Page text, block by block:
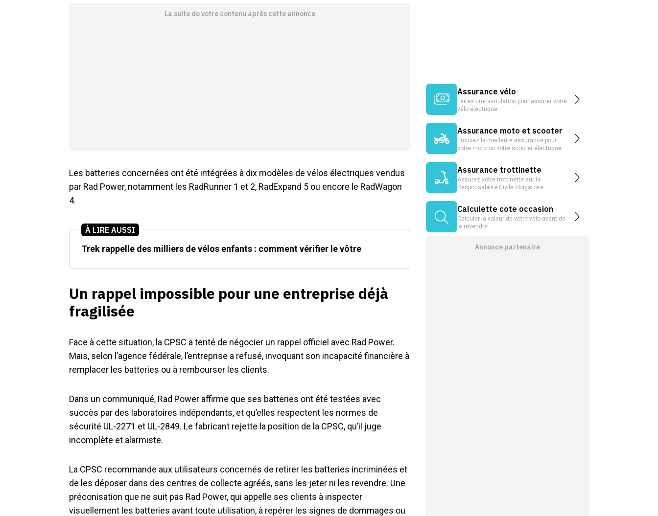
La suite de votre contenu après cette annonce
Les batteries concernées ont été intégrées à dix modèles de vélos électriques vendus
par Rad Power, notamment les RadRunner 1 et 2, RadExpand 5 ou encore le RadWagon
4.
À LIRE AUSSI
Trek rappelle des milliers de vélos enfants : comment vérifier le vôtre
Un rappel impossible pour une entreprise déjà
fragilisée
Face à cette situation, la CPSC a tenté de négocier un rappel officiel avec Rad Power.
Mais, selon l’agence fédérale, l’entreprise a refusé, invoquant son incapacité financière à
remplacer les batteries ou à rembourser les clients.
Dans un communiqué, Rad Power affirme que ses batteries ont été testées avec
succès par des laboratoires indépendants, et qu’elles respectent les normes de
sécurité UL-2271 et UL-2849. Le fabricant rejette la position de la CPSC, qu’il juge
incomplète et alarmiste.
La CPSC recommande aux utilisateurs concernés de retirer les batteries incriminées et
de les déposer dans des centres de collecte agréés, sans les jeter ni les revendre. Une
préconisation que ne suit pas Rad Power, qui appelle ses clients à inspecter
visuellement les batteries avant toute utilisation, à repérer les signes de dommages ou
Assurance vélo
Faites une simulation pour assurer votre
vélo électrique
Assurance moto et scooter
Trouvez la meilleure assurance pour
votre moto ou votre scooter électrique
Assurance trottinette
Assurez votre trottinette sur la
Responsabilité Civile obligatoire
Calculette cote occasion
Calculer la valeur de votre vélo avant de
le revendre
Annonce partenaire